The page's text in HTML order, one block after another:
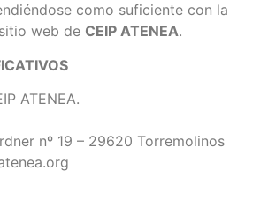
como suficiente con la
web de CEIP ATENEA.
ATENEA.
nº 19 – 29620 Torremolinos